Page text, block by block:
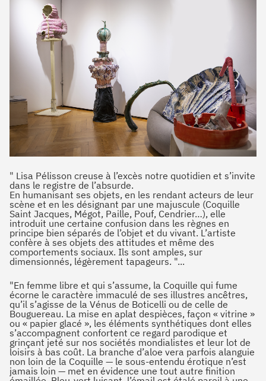
" Lisa Pélisson creuse à l’excès notre quotidien et s’invite
dans le registre de l’absurde.
En humanisant ses objets, en les rendant acteurs de leur
scène et en les désignant par une majuscule (Coquille
Saint Jacques, Mégot, Paille, Pouf, Cendrier…), elle
introduit une certaine confusion dans les règnes en
principe bien séparés de l’objet et du vivant. L’artiste
confère à ses objets des attitudes et même des
comportements sociaux. Ils sont amples, sur
dimensionnés, légèrement tapageurs. "...
"En femme libre et qui s’assume, la Coquille qui fume
écorne le caractère immaculé de ses illustres ancêtres,
qu’il s’agisse de la Vénus de Boticelli ou de celle de
Bouguereau. La mise en aplat despièces, façon « vitrine »
ou « papier glacé », les éléments synthétiques dont elles
s’accompagnent confortent ce regard parodique et
grinçant jeté sur nos sociétés mondialistes et leur lot de
loisirs à bas coût. La branche d’aloe vera parfois alanguie
non loin de la Coquille — le sous-entendu érotique n’est
jamais loin — met en évidence une tout autre finition